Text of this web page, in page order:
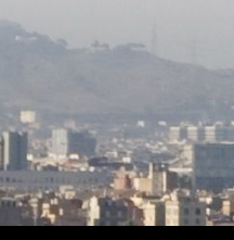
fred i un termo elèctric. Tant la
com la interior són de
autèntics terres hidràulics.
disposa de llicència
turístics. Ideal per
lo a lloguer de vacances.